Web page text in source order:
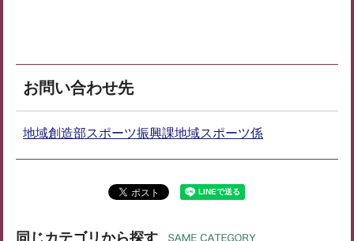
お問い合わせ先
地域創造部スポーツ振興課地域スポーツ係
同じカテゴリから探す